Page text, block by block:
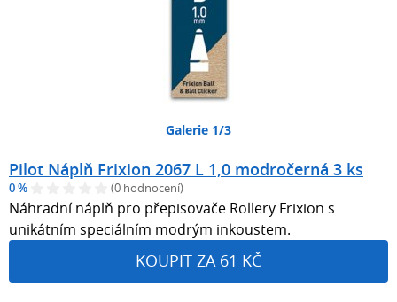
Galerie 1/3
Pilot Náplň Frixion 2067 L 1,0 modročerná 3 ks
0 % (0 hodnocení)
Náhradní náplň pro přepisovače Rollery Frixion s
unikátním speciálním modrým inkoustem.
KOUPIT ZA 61 KČ